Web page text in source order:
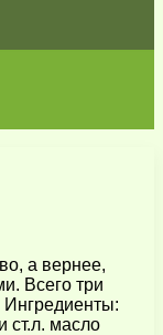
а вернее,
Всего три
Ингредиенты:
ст.л. масло